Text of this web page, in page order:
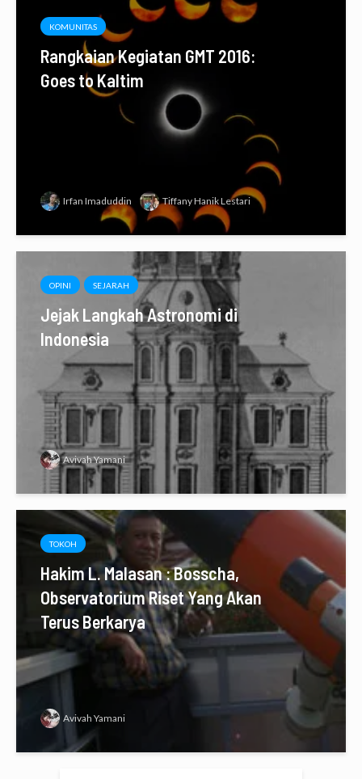
KOMUNITAS
Rangkaian Kegiatan GMT 2016:
Goes to Kaltim
Irfan Imaduddin Tiffany Hanik Lestari
OPINI SEJARAH
Jejak Langkah Astronomi di
Indonesia
Avivah Yamani
TOKOH
Hakim L. Malasan : Bosscha,
Observatorium Riset Yang Akan
Terus Berkarya
Avivah Yamani